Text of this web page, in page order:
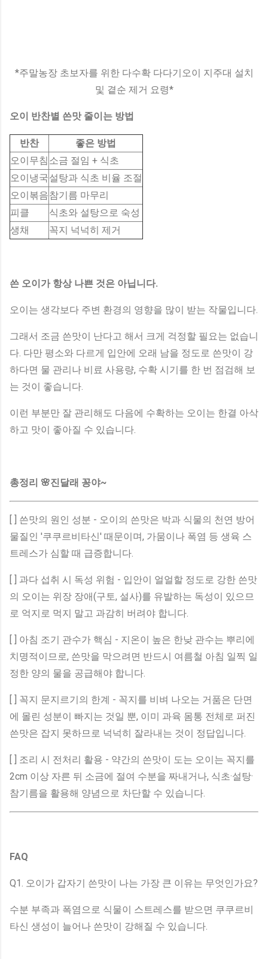
*주말농장 초보자를 위한 다수확 다다기오이 지주대 설치
및 곁순 제거 요령*
오이 반찬별 쓴맛 줄이는 방법
반찬
좋은 방법
오이무침 소금 절임 + 식초
오이냉국설탕과 식초 비율 조절
오이볶음참기름 마무리
피클
식초와 설탕으로 숙성
생채
꼭지 넉넉히 제거
쓴 오이가 항상 나쁜 것은 아닙니다.
오이는 생각보다 주변 환경의 영향을 많이 받는 작물입니다.
그래서 조금 쓴맛이 난다고 해서 크게 걱정할 필요는 없습니
다. 다만 평소와 다르게 입안에 오래 남을 정도로 쓴맛이 강
하다면 물 관리나 비료 사용량, 수확 시기를 한 번 점검해 보
는 것이 좋습니다.
이런 부분만 잘 관리해도 다음에 수확하는 오이는 한결 아삭
하고 맛이 좋아질 수 있습니다.
총정리 🌸진달래 꽁야~
[ ] 쓴맛의 원인 성분 - 오이의 쓴맛은 박과 식물의 천연 방어
물질인 '쿠쿠르비타신' 때문이며, 가뭄이나 폭염 등 생육 스
트레스가 심할 때 급증합니다.
[ ] 과다 섭취 시 독성 위험 - 입안이 얼얼할 정도로 강한 쓴맛
의 오이는 위장 장애(구토, 설사)를 유발하는 독성이 있으므
로 억지로 먹지 말고 과감히 버려야 합니다.
[ ] 아침 조기 관수가 핵심 - 지온이 높은 한낮 관수는 뿌리에
치명적이므로, 쓴맛을 막으려면 반드시 여름철 아침 일찍 일
정한 양의 물을 공급해야 합니다.
[ ] 꼭지 문지르기의 한계 - 꼭지를 비벼 나오는 거품은 단면
에 몰린 성분이 빠지는 것일 뿐, 이미 과육 몸통 전체로 퍼진
쓴맛은 잡지 못하므로 넉넉히 잘라내는 것이 정답입니다.
[ ] 조리 시 전처리 활용 - 약간의 쓴맛이 도는 오이는 꼭지를
2cm 이상 자른 뒤 소금에 절여 수분을 짜내거나, 식초·설탕·
참기름을 활용해 양념으로 차단할 수 있습니다.
FAQ
Q1. 오이가 갑자기 쓴맛이 나는 가장 큰 이유는 무엇인가요?
수분 부족과 폭염으로 식물이 스트레스를 받으면 쿠쿠르비
타신 생성이 늘어나 쓴맛이 강해질 수 있습니다.